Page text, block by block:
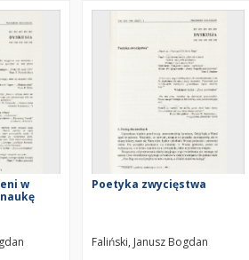
w
Poetyka zwycięstwa
Faliński, Janusz Bogdan